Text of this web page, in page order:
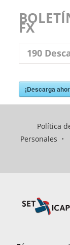
FX
190
¡Descarga
Política
Personales •